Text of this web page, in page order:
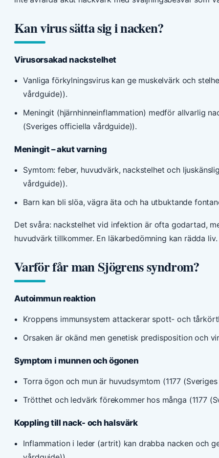
Kan virus sätta sig i nacken?
Virusorsakad nackstelhet
Vanliga förkylningsvirus kan ge muskelvärk och
vårdguide)).
Meningit (hjärnhinneinflammation) medför allvarlig
(Sveriges officiella vårdguide)).
Meningit – akut varning
Symtom: feber, huvudvärk, nackstelhet och
vårdguide)).
Barn kan bli slöa, vägra äta och ha utbuktande
Det svåra: nackstelhet vid infektion är ofta godartad,
huvudvärk tillkommer. En läkarbedömning kan rädda liv.
Varför får man Sjögrens syndrom?
Autoimmun reaktion
Kroppens immunsystem attackerar spott- och
Orsaken är okänd men genetisk predisposition och
Symptom i munnen och ögonen
Torra ögon och mun är huvudsymtom (1177
Trötthet och ledvärk förekommer hos många (1177
Koppling till nack- och halsvärk
Inflammation i leder (artrit) kan drabba nacken och